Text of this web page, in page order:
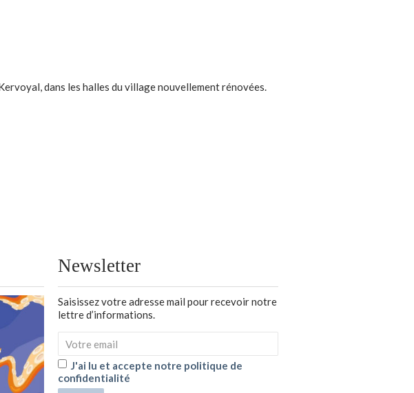
dans les halles du village nouvellement rénovées.
Newsletter
Saisissez votre adresse mail pour recevoir notre
lettre d’informations.
J'ai lu et accepte notre politique de
confidentialité